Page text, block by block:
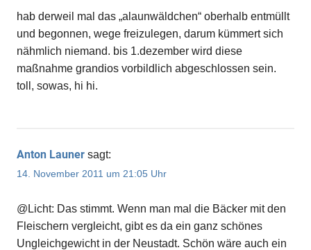
hab derweil mal das „alaunwäldchen“ oberhalb entmüllt
und begonnen, wege freizulegen, darum kümmert sich
nähmlich niemand. bis 1.dezember wird diese
maßnahme grandios vorbildlich abgeschlossen sein.
toll, sowas, hi hi.
Anton Launer sagt:
14. November 2011 um 21:05 Uhr
@Licht: Das stimmt. Wenn man mal die Bäcker mit den
Fleischern vergleicht, gibt es da ein ganz schönes
Ungleichgewicht in der Neustadt. Schön wäre auch ein